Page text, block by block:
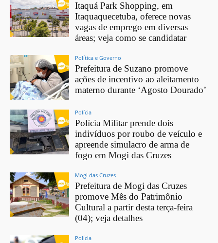
Itaquá Park Shopping, em
Itaquaquecetuba, oferece novas
vagas de emprego em diversas
áreas; veja como se candidatar
Política e Governo
Prefeitura de Suzano promove
ações de incentivo ao aleitamento
materno durante ‘Agosto Dourado’
Polícia
Polícia Militar prende dois
indivíduos por roubo de veículo e
apreende simulacro de arma de
fogo em Mogi das Cruzes
Mogi das Cruzes
Prefeitura de Mogi das Cruzes
promove Mês do Patrimônio
Cultural a partir desta terça-feira
(04); veja detalhes
Polícia